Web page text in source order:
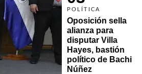
POLÍTICA
Oposición sella
alianza para
disputar Villa
Hayes, bastión
político de Bachi
Núñez